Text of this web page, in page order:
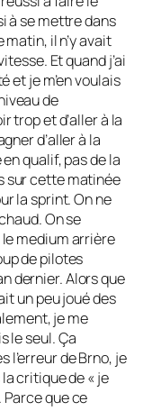
à se mettre dans
il n’y avait
Et quand j’ai
et je m’en voulais
de
trop et d’aller à la
d’aller à la
qualif, pas de la
sur cette matinée
la sprint. On ne
On se
medium arrière
de pilotes
dernier. Alors que
un peu joué des
je me
le seul. Ça
l’erreur de Brno, je
critique de « je
que ce